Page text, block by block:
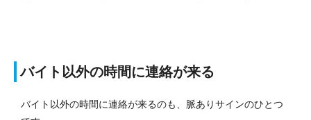
バイト以外の時間に連絡が来る
バイト以外の時間に連絡が来るのも、脈ありサインのひとつ